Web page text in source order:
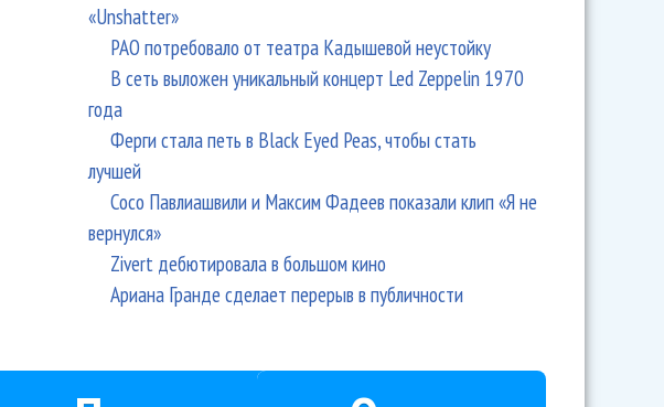
«Unshatter»
РАО потребовало от театра Кадышевой неустойку
В сеть выложен уникальный концерт Led Zeppelin 1970
года
Ферги стала петь в Black Eyed Peas, чтобы стать
лучшей
Сосо Павлиашвили и Максим Фадеев показали клип «Я не
вернулся»
Zivert дебютировала в большом кино
Ариана Гранде сделает перерыв в публичности